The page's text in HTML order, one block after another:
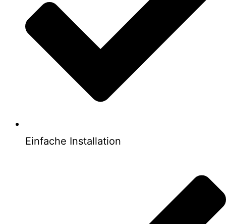
Einfache Installation